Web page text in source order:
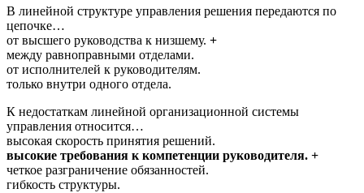
В линейной структуре управления решения передаются по
цепочке…
от высшего руководства к низшему. +
между равноправными отделами.
от исполнителей к руководителям.
только внутри одного отдела.
К недостаткам линейной организационной системы
управления относится…
высокая скорость принятия решений.
высокие требования к компетенции руководителя. +
четкое разграничение обязанностей.
гибкость структуры.